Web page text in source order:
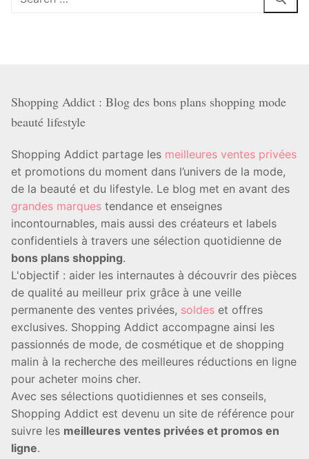
Shopping Addict : Blog des bons plans shopping mode
beauté lifestyle
Shopping Addict partage les meilleures ventes privées
et promotions du moment dans l’univers de la mode,
de la beauté et du lifestyle. Le blog met en avant des
grandes marques tendance et enseignes
incontournables, mais aussi des créateurs et labels
confidentiels à travers une sélection quotidienne de
bons plans shopping.
L'objectif : aider les internautes à découvrir des pièces
de qualité au meilleur prix grâce à une veille
permanente des ventes privées, soldes et offres
exclusives. Shopping Addict accompagne ainsi les
passionnés de mode, de cosmétique et de shopping
malin à la recherche des meilleures réductions en ligne
pour acheter moins cher.
Avec ses sélections quotidiennes et ses conseils,
Shopping Addict est devenu un site de référence pour
suivre les meilleures ventes privées et promos en
ligne.